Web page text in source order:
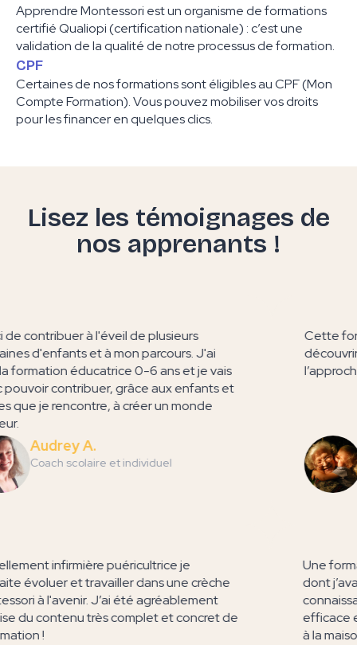
Apprendre Montessori est un organisme de formations
certifié Qualiopi (certification nationale) : c’est une
validation de la qualité de notre processus de formation.
CPF
Certaines de nos formations sont éligibles au CPF (Mon
Compte Formation). Vous pouvez mobiliser vos droits
pour les financer en quelques clics.
Lisez les témoignages de
nos apprenants !
contribuer à l'éveil de plusieurs
d'enfants et à mon parcours. J'ai
formation éducatrice 0-6 ans et je vais
contribuer, grâce aux enfants et
que je rencontre, à créer un monde
Audrey A.
Coach scolaire et individuel
Cette
infirmière puéricultrice je
évoluer et travailler dans une crèche
à l'avenir. J’ai été agréablement
du contenu très complet et concret de
!
Une
dont
à la